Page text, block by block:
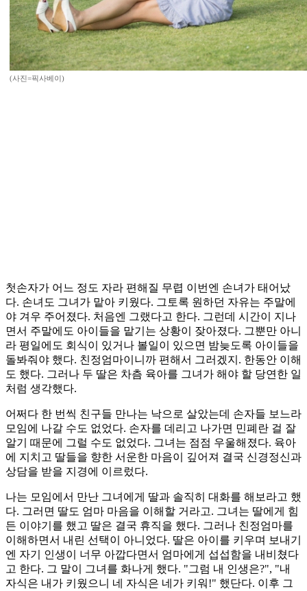
(사진=픽사베이)
첫손자가 어느 정도 자라 편해질 무렵 이번엔 손녀가 태어났
다. 손녀도 그녀가 맡아 키웠다. 그토록 원하던 자유는 주말에
야 겨우 주어졌다. 처음엔 그랬다고 한다. 그런데 시간이 지나
면서 주말에도 아이들을 맡기는 상황이 잦아졌다. 그뿐만 아니
라 평일에도 회식이 있거나 볼일이 있으면 밤늦도록 아이들을
돌봐줘야 했다. 친정엄마이니까 편해서 그러겠지. 한동안 이해
도 했다. 그러나 두 딸은 차츰 육아를 그녀가 해야 할 당연한 일
처럼 생각했다.
어쩌다 한 번씩 친구들 만나는 낙으로 살았는데 손자들 보느라
모임에 나갈 수도 없었다. 손자를 데리고 나가면 민폐란 걸 잘
알기 때문에 그럴 수도 없었다. 그녀는 점점 우울해졌다. 육아
에 지치고 딸들을 향한 서운한 마음이 깊어져 결국 신경정신과
상담을 받을 지경에 이르렀다.
나는 모임에서 만난 그녀에게 딸과 솔직히 대화를 해보라고 했
다. 그러면 딸도 엄마 마음을 이해할 거라고. 그녀는 딸에게 힘
든 이야기를 했고 딸은 결국 휴직을 했다. 그러나 친정엄마를
이해하면서 내린 선택이 아니었다. 딸은 아이를 키우며 보내기
엔 자기 인생이 너무 아깝다면서 엄마에게 섭섭함을 내비쳤다
고 한다. 그 말이 그녀를 화나게 했다. "그럼 내 인생은?", "내
자식은 내가 키웠으니 네 자식은 네가 키워!" 했단다. 이후 그